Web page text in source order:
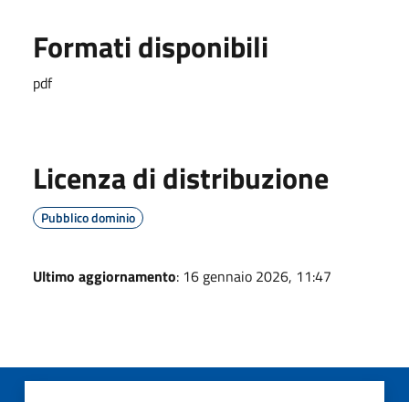
Formati disponibili
pdf
Licenza di distribuzione
Pubblico dominio
Ultimo aggiornamento: 16 gennaio 2026, 11:47